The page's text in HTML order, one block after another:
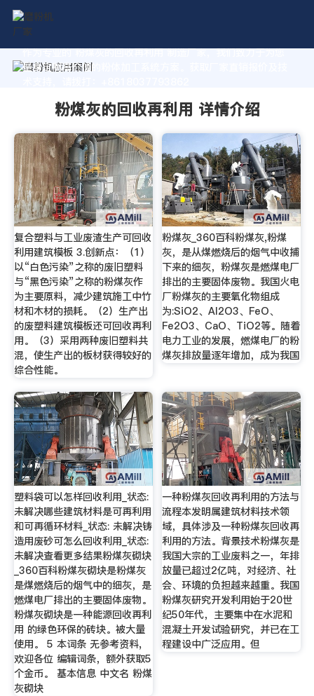
作为专业的 粉煤灰的回收再利用 制造厂家，我们致力于为您
量身定制高价值的粉体加工系统方案。获取厂家直销报价及技
粉煤灰的回收再利用 详情介绍
复合塑料与工业废渣生产可回收
利用建筑模板 3.创新点：（1）
以“白色污染”之称的废旧塑料
与“黑色污染”之称的粉煤灰作
为主要原料，减少建筑施工中竹
材和木材的损耗。（2）生产出
的废塑料建筑模板还可回收再利
用。（3）采用两种废旧塑料共
混，使生产出的板材获得较好的
综合性能。
粉煤灰_360百科粉煤灰,粉煤
灰，是从煤燃烧后的烟气中收捕
下来的细灰，粉煤灰是燃煤电厂
排出的主要固体废物。我国火电
厂粉煤灰的主要氧化物组成
为:SiO2、Al2O3、FeO、
Fe2O3、CaO、TiO2等。随着
电力工业的发展，燃煤电厂的粉
煤灰排放量逐年增加，成为我国
塑料袋可以怎样回收利用_状态:
未解决哪些建筑材料是可再利用
和可再循环材料_状态: 未解决铸
造用废砂可怎么回收利用_状态:
未解决查看更多结果粉煤灰砌块
_360百科粉煤灰砌块是粉煤灰
是煤燃烧后的烟气中的细灰，是
燃煤电厂排出的主要固体废物。
粉煤灰砌块是一种能源回收再利
用 的绿色环保的砖块。被大量
使用。 5 本词条 无参考资料,
欢迎各位 编辑词条，额外获取5
个金币。 基本信息 中文名 粉煤
灰砌块
一种粉煤灰回收再利用的方法与
流程本发明属建筑材料技术领
域，具体涉及一种粉煤灰回收再
利用的方法。背景技术粉煤灰是
我国大宗的工业废料之一，年排
放量已超过2亿吨，对经济、社
会、环境的负担越来越重。我国
粉煤灰研究开发利用始于20世
纪50年代，主要集中在水泥和
混凝土开发试验研究，并已在工
程建设中广泛应用。但